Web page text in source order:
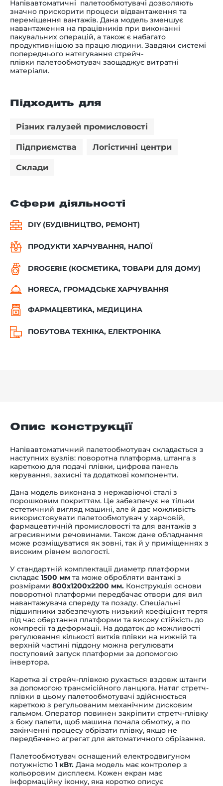
Напівавтоматичні палетообмотувачі дозволяють
значно прискорити процеси відвантаження та
переміщення вантажів. Дана модель зменшує
навантаження на працівників при виконанні
пакувальних операцій, а також є набагато
продуктивнішою за працю людини. Завдяки системі
попереднього натягування стрейч-
плівки палетообмотувач заощаджує витратні
матеріали.
Підходить для
Різних галузей промисловості
Підприємства Логістичні центри
Склади
Сфери діяльності
DIY (БУДІВНИЦТВО, РЕМОНТ)
ПРОДУКТИ ХАРЧУВАННЯ, НАПОЇ
DROGERIE (КОСМЕТИКА, ТОВАРИ ДЛЯ ДОМУ)
HORECA, ГРОМАДСЬКЕ ХАРЧУВАННЯ
ФАРМАЦЕВТИКА, МЕДИЦИНА
ПОБУТОВА ТЕХНІКА, ЕЛЕКТРОНІКА
Опис конструкції
Напівавтоматичний палетообмотувач складається з
наступних вузлів: поворотна платформа, штанга з
кареткою для подачі плівки, цифрова панель
керування, захисні та додаткові компоненти.
Дана модель виконана з нержавіючої сталі з
порошковим покриттям. Це забезпечує не тільки
естетичний вигляд машині, але й дає можливість
використовувати палетообмотувач у харчовій,
фармацевтичній промисловості та для вантажів з
агресивними речовинами. Також дане обладнання
може розміщуватися як зовні, так й у приміщеннях з
високим рівнем вологості.
У стандартній комплектації диаметр платформи
складає 1500 мм та може обробляти вантажі з
розмірами 800х1200х2200 мм. Конструкція основи
поворотної платформи передбачає отвори для вил
навантажувача спереду та позаду. Спеціальні
підшипники забезпечують низький коефіцієнт тертя
під час обертання платформи та високу стійкість до
компресії та деформації. На додаток до можливості
регулювання кількості витків плівки на нижній та
верхній частині піддону можна регулювати
поступовий запуск платформи за допомогою
інвертора.
Каретка зі стрейч-плівкою рухається вздовж штанги
за допомогою трансмісійного ланцюга. Натяг стретч-
плівки в цьому палетообмотувачі здійснюється
кареткою з регульованим механічним дисковим
гальмом. Оператор повинен закріпити стретч-плівку
з боку палети, щоб машина почала обмотку, а по
закінченні процесу обрізати плівку, якщо не
передбачено агрегат для автоматичного обрізання.
Палетообмотувач оснащений електродвигуном
потужністю 1 кВт. Дана модель має контролер з
кольоровим дисплеєм. Кожен екран має
інформаційну іконку, яка коротко описує